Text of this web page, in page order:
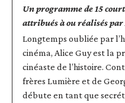
Un programme de 15
attribués à ou réalisés
Longtemps oubliée par
cinéma, Alice Guy est la
cinéaste de l’histoire.
frères Lumière et de
débute en tant que